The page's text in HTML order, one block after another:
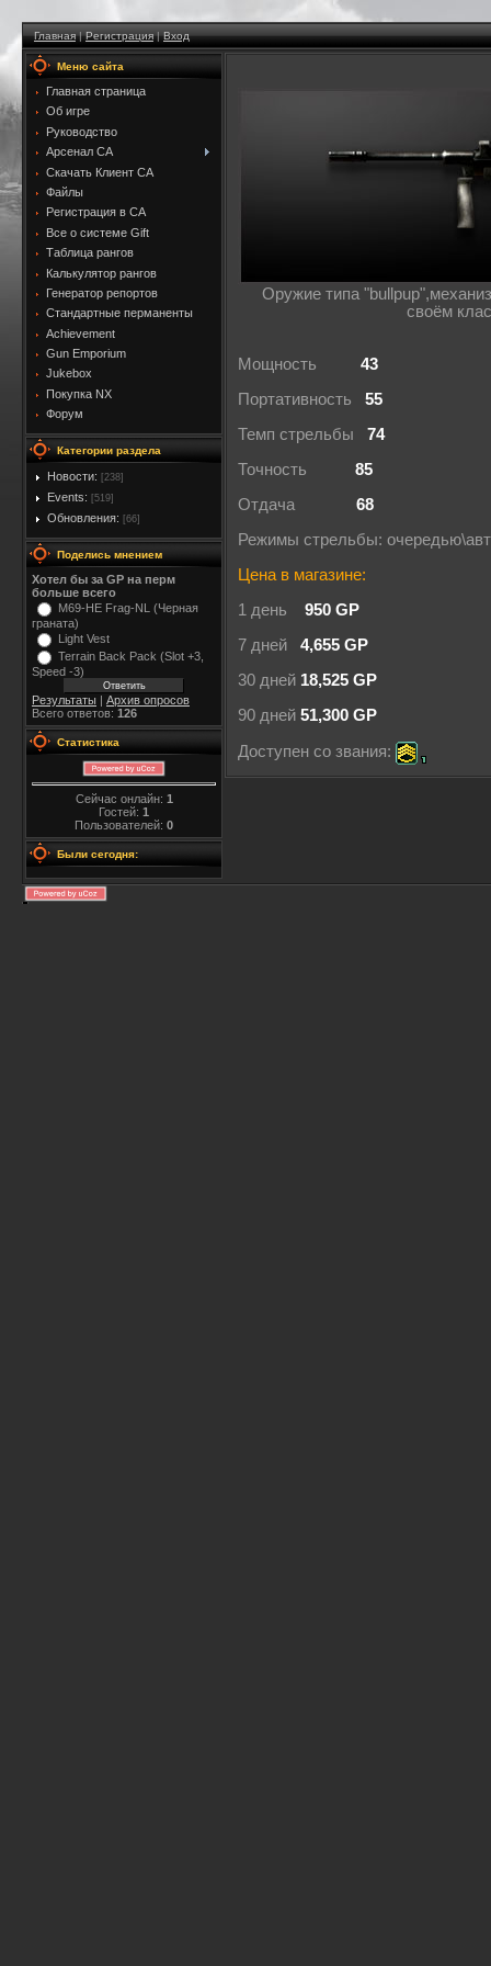
Главная|Регистрация|Вход
Меню сайта
Главная страница
Об игре
Руководство
Арсенал CA
Скачать Клиент CA
Файлы
Регистрация в CA
Все о системе Gift
Таблица рангов
Калькулятор рангов
Генератор репортов
Стандартные перманенты
Achievement
Gun Emporium
Jukebox
Покупка NX
Форум
Категории раздела
Новости: [238]
Events: [519]
Обновления: [66]
Поделись мнением
Хотел бы за GP на перм
больше всего
M69-HE Frag-NL (Черная
граната)
Light Vest
Terrain Back Pack (Slot +3,
Speed -3)
Результаты | Архив опросов
Всего ответов: 126
Статистика
Сейчас онлайн: 1
Гостей: 1
Пользователей: 0
Были сегодня:
Оружие типа
своём
Мощность 43
Портативность 55
Темп стрельбы 74
Точность 85
Отдача 68
Режимы стрельбы:
Цена в магазине:
1 день
950 GP
7 дней 4,655 GP
30 дней 18,525 GP
90 дней 51,300 GP
Доступен со звания: